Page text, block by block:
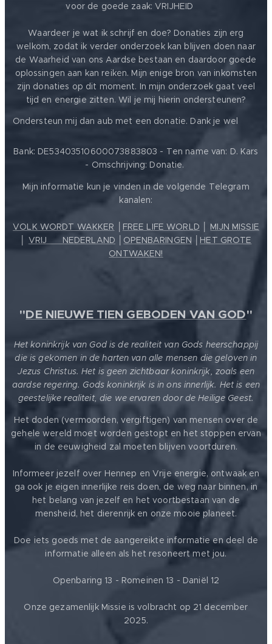
voor de goede zaak: VRIJHEID ❤️
Waardeer je wat ik schrijf en doe? Donaties zijn erg
welkom, zodat ik verder onderzoek kan blijven doen naar
de Waarheid van ons Aardse bestaan en daardoor goede
oplossingen aan kan reiken. Mijn enige bron van inkomsten
zijn donaties op dit moment. In mijn onderzoek gaat veel
tijd en energie zitten. Wil je mij hierin ondersteunen?
Ondersteun mij dan aub met een donatie. Dank je wel
Bank: DE53403510600073883803 - Ten name van: D. Kars
- Omschrijving: Donatie.
Mijn informatie kun je vinden in de volgende Telegram
kanalen:
VOLK WORDT WAKKER FREE LIFE WORLD
MIJN MISSIE
VRIJ ❤️ NEDERLAND OPENBARINGEN
HET GROTE
ONTWAKEN!
"DE NIEUWE TIEN GEBODEN VAN GOD"
Het koninkrijk van God is de realiteit van Gods heerschappij
die is gekomen in de harten van alle mensen die geloven in
Jezus Christus. Het is geen zichtbaar koninkrijk, zoals een
aardse regering. Gods koninkrijk is in ons innerlijk. Het is een
geestelijke realiteit, die we ervaren door de Heilige Geest.
Het doden (vermoorden, vergiftigen) van mensen over de
gehele wereld moet worden gestopt en het stoppen ervan
in de eeuwigheid zal moeten blijven voortduren.
Informeer jezelf over Hennep en Vrije energie, ontwaak en
ga ook je eigen innerlijke reis doen, de weg naar binnen, in
het belang van jezelf en het voortbestaan van de
mensheid, het dierenrijk en onze mooie planeet.
Doe iets goeds met de aangereikte informatie en deel de
informatie alleen als het resoneert met jou.
Openbaring 13 - Romeinen 13 - Daniël 12
Onze gezamenlijk Missie is volbracht op 21 december
2025.